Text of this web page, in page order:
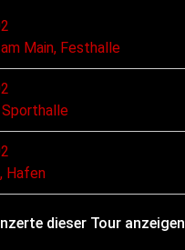
Main, Festhalle
Sporthalle
Hafen
dieser Tour anzeigen